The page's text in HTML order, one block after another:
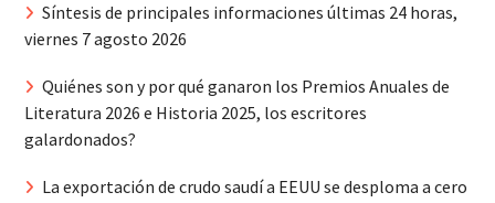
Síntesis de principales informaciones últimas 24 horas,
viernes 7 agosto 2026
Quiénes son y por qué ganaron los Premios Anuales de
Literatura 2026 e Historia 2025, los escritores
galardonados?
La exportación de crudo saudí a EEUU se desploma a cero